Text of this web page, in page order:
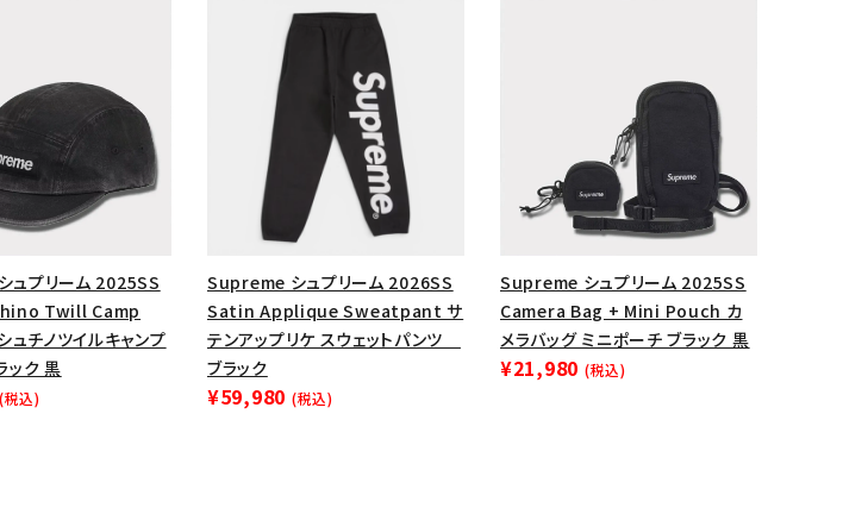
ュプリーム 2025SS
Twill Camp
ュチノツイルキャンプ
ック 黒
(税込)
Supreme シュプリーム 2026SS
Satin Applique Sweatpant サ
テンアップリケ スウェットパンツ
ブラック
¥59,980 (税込)
Supreme シュプリーム 2025SS
Camera Bag + Mini Pouch カ
メラバッグ ミニポーチ ブラック 黒
¥21,980 (税込)